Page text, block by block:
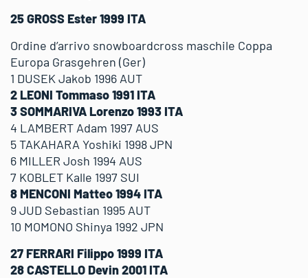
25 GROSS Ester 1999 ITA
Ordine d’arrivo snowboardcross maschile Coppa
Europa Grasgehren (Ger)
1 DUSEK Jakob 1996 AUT
2 LEONI Tommaso 1991 ITA
3 SOMMARIVA Lorenzo 1993 ITA
4 LAMBERT Adam 1997 AUS
5 TAKAHARA Yoshiki 1998 JPN
6 MILLER Josh 1994 AUS
7 KOBLET Kalle 1997 SUI
8 MENCONI Matteo 1994 ITA
9 JUD Sebastian 1995 AUT
10 MOMONO Shinya 1992 JPN
27 FERRARI Filippo 1999 ITA
28 CASTELLO Devin 2001 ITA